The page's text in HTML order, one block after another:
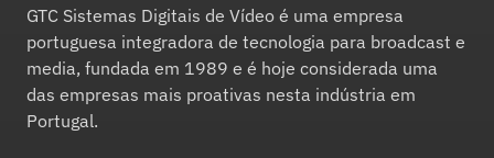
GTC Sistemas Digitais de Vídeo é uma empresa
portuguesa integradora de tecnologia para broadcast e
media, fundada em 1989 e é hoje considerada uma
das empresas mais proativas nesta indústria em
Portugal.